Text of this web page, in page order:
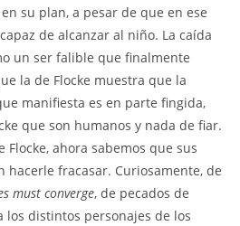
su plan, a pesar de que en ese
de alcanzar al niño. La caída
un ser falible que finalmente
la de Flocke muestra que la
manifiesta es en parte fingida,
que son humanos y nada de fiar.
Flocke, ahora sabemos que sus
hacerle fracasar. Curiosamente, de
must converge, de pecados de
los distintos personajes de los